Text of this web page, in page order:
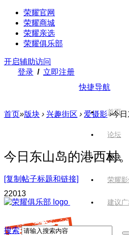
荣耀官网
荣耀商城
荣耀亲选
荣耀俱乐部
开启辅助访问
登录 / 立即注册
快捷导航
首页
论坛
版块
荣耀影
建议广
搜索
首页»版块 › 兴趣街区 › 爱摄影 ›今日
今日东山岛的港西村。
[复制帖子标题和链接]
22013